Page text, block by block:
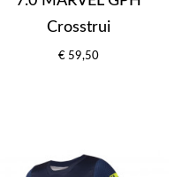
Crosstrui
€ 59,50